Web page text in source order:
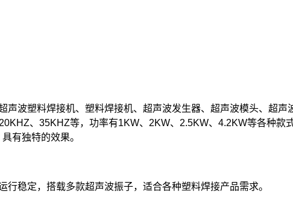
波塑料焊接机、塑料焊接机、超声波发生器、超声波模头、超声
20KHZ、 35KHZ等，功率有1KW、 2KW、 2.5KW、 4.2KW等各种款
有独特的效果。
稳定，搭载多款超声波振子，适合各种塑料焊接产品需求。